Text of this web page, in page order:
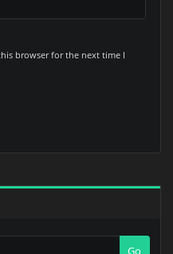
browser for the next time I